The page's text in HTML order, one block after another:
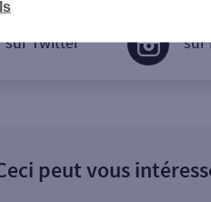
sur Twitter sur
peut vous